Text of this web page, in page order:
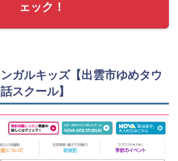
ェック！
ガルキッズ【出雲市ゆめタウ
スクール】